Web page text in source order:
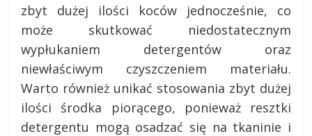
zbyt dużej ilości koców jednocześnie, co
może skutkować niedostatecznym
wypłukaniem detergentów oraz
niewłaściwym czyszczeniem materiału.
Warto również unikać stosowania zbyt dużej
ilości środka piorącego, ponieważ resztki
detergentu mogą osadzać się na tkaninie i